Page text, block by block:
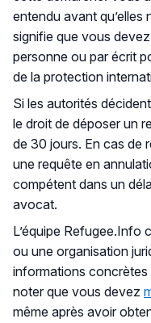
entendu avant qu’elles
signifie que vous
personne ou par écrit
de la protection
Si les autorités
le droit de déposer un
de 30 jours. En cas de
une requête en
compétent dans un
avocat.
L’équipe
ou une organisation
informations concrètes
noter que vous devez
même après avoir